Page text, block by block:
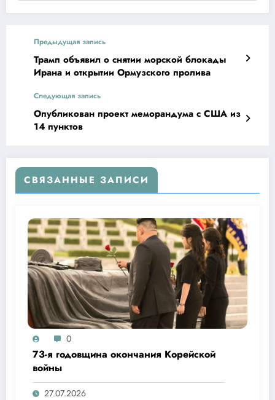
Предыдущая запись
Трамп объявил о снятии морской блокады
Ирана и открытии Ормузского пролива
Следующая запись
Опубликован проект меморандума с США из
14 пунктов
СВЯЗАННЫЕ ЗАПИСИ
0
73-я годовщина окончания Корейской
войны
27.07.2026